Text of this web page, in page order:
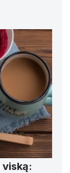
viską: